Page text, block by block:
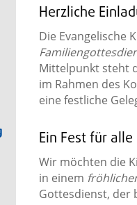
Herzliche
Die Evangelische
Mittelpunkt steht
im Rahmen des
eine festliche
Ein Fest für
Wir möchten die
in einem
Gottesdienst, der